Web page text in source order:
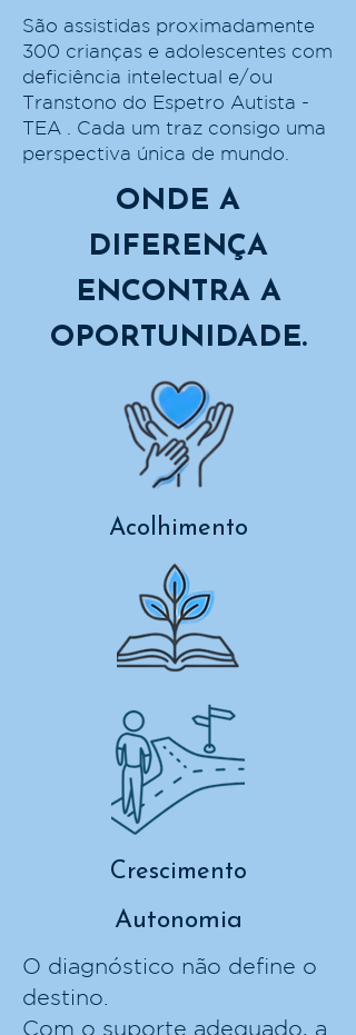
São assistidas proximadamente
300 crianças e adolescentes com
deficiência intelectual e/ou
Transtono do Espetro Autista -
TEA . Cada um traz consigo uma
perspectiva única de mundo.
ONDE A
DIFERENÇA
ENCONTRA A
OPORTUNIDADE.
Acolhimento
Crescimento
Autonomia
O diagnóstico não define o
destino.
Com o suporte adequado, a